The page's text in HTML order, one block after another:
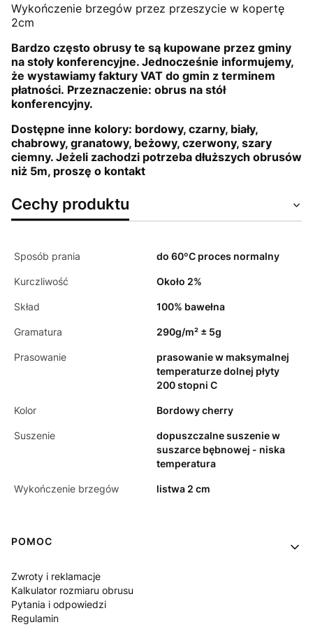
Wykończenie brzegów przez przeszycie w kopertę
2cm
Bardzo często obrusy te są kupowane przez gminy
na stoły konferencyjne. Jednocześnie informujemy,
że wystawiamy faktury VAT do gmin z terminem
płatności. Przeznaczenie: obrus na stół
konferencyjny.
Dostępne inne kolory: bordowy, czarny, biały,
chabrowy, granatowy, beżowy, czerwony, szary
ciemny. Jeżeli zachodzi potrzeba dłuższych obrusów
niż 5m, proszę o kontakt
Cechy produktu
Sposób prania do 60ºC proces normalny
Kurczliwość Około 2%
Skład 100% bawełna
Gramatura 290g/m² ± 5g
Prasowanie
prasowanie w maksymalnej
temperaturze dolnej płyty
200 stopni C
Kolor Bordowy cherry
Suszenie
dopuszczalne suszenie w
suszarce bębnowej - niska
temperatura
Wykończenie brzegów listwa 2 cm
Linki w stopce
POMOC
Zwroty i reklamacje
Kalkulator rozmiaru obrusu
Pytania i odpowiedzi
Regulamin